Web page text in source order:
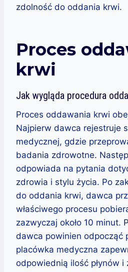
zdolność do oddania krwi.
Proces
krwi
Jak wygląda procedura
Proces oddawania krwi
Najpierw dawca rejestruje
medycznej, gdzie
badania zdrowotne.
odpowiada na pytania
zdrowia i stylu życia. Po
do oddania krwi, dawca
właściwego procesu
zazwyczaj około 10 minut.
dawca powinien odpocząć
placówka medyczna
odpowiednią ilość płynów i